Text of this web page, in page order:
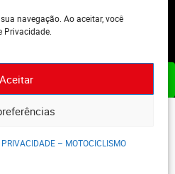
navegação. Ao aceitar, você
Aceitar
– MOTOCICLISMO
Todos os direitos reservados.
JÁ